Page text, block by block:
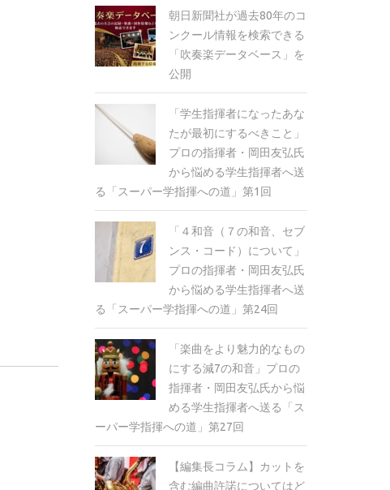
朝日新聞社が過去80年のコ
ンクール情報を検索できる
「吹奏楽データベース」を
公開
「学生指揮者になったあな
たが最初にするべきこと」
プロの指揮者・岡田友弘氏
から悩める学生指揮者へ送
る「スーパー学指揮への道」第1回
「４和音（７の和音、セブ
ンス・コード）について」
プロの指揮者・岡田友弘氏
から悩める学生指揮者へ送
る「スーパー学指揮への道」第24回
「楽曲をより魅力的なもの
にする減7の和音」プロの
指揮者・岡田友弘氏から悩
める学生指揮者へ送る「ス
ーパー学指揮への道」第27回
【編集長コラム】カットを
含む編曲許諾についてはど